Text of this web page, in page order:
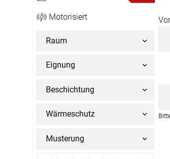
service@window-fashion.de
Motorisiert
Raum
Eignung
Beschichtung
Wärmeschutz
Musterung